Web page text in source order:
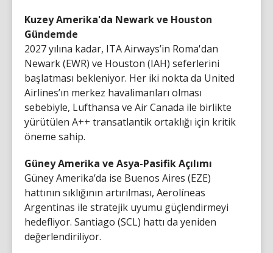
Kuzey Amerika'da Newark ve Houston
Gündemde
2027 yılına kadar, ITA Airways’in Roma'dan
Newark (EWR) ve Houston (IAH) seferlerini
başlatması bekleniyor. Her iki nokta da United
Airlines’ın merkez havalimanları olması
sebebiyle, Lufthansa ve Air Canada ile birlikte
yürütülen A++ transatlantik ortaklığı için kritik
öneme sahip.
Güney Amerika ve Asya-Pasifik Açılımı
Güney Amerika’da ise Buenos Aires (EZE)
hattının sıklığının artırılması, Aerolíneas
Argentinas ile stratejik uyumu güçlendirmeyi
hedefliyor. Santiago (SCL) hattı da yeniden
değerlendiriliyor.